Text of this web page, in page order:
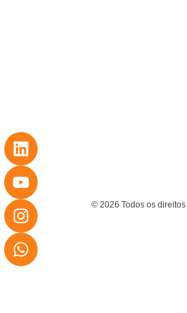
© 2026 Todos os